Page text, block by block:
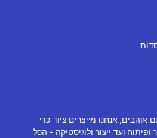
אנחנו מייצרים ציוד כדי
ועד ייצור ולוגיסטיקה - הכל